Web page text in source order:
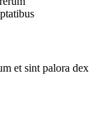
et sint palora dex